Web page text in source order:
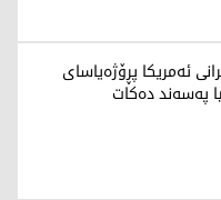
ئەمریکا پڕۆژەیاسای
په‌سه‌ند ده‌كات